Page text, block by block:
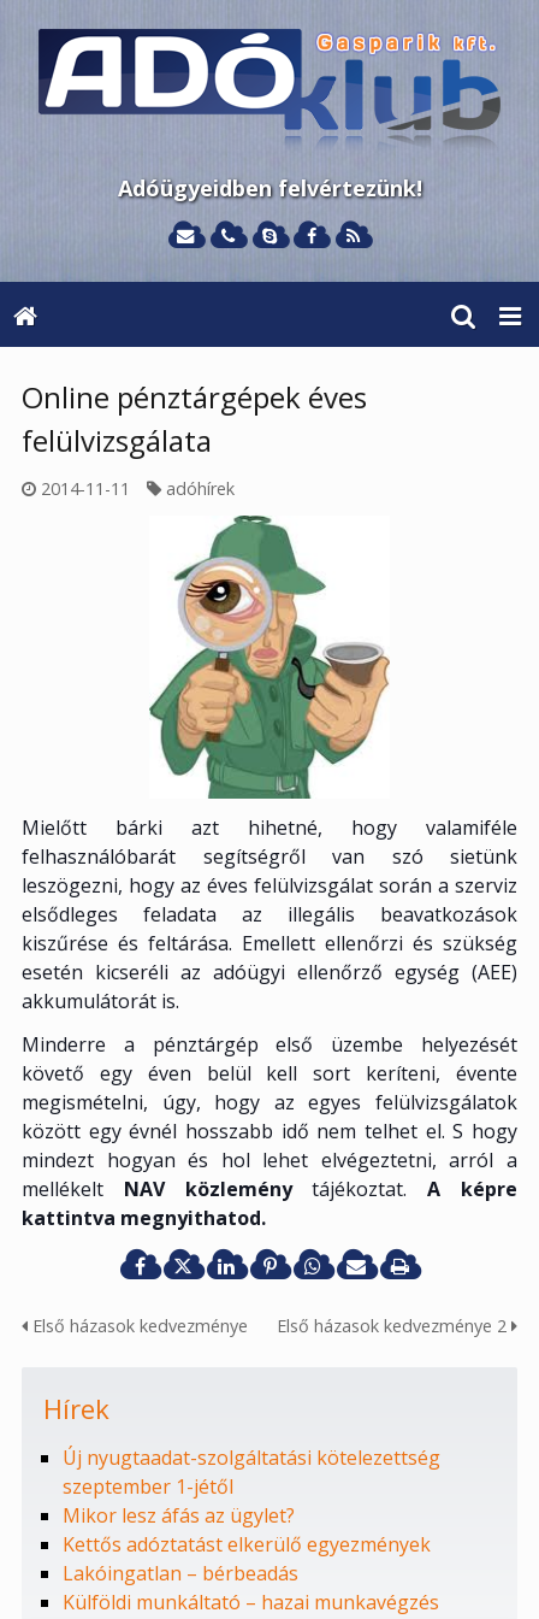
Adóügyeidben felvértezünk!
Online pénztárgépek éves
felülvizsgálata
2014-11-11 adóhírek
Mielőtt bárki azt hihetné, hogy valamiféle
felhasználóbarát segítségről van szó sietünk
leszögezni, hogy az éves felülvizsgálat során a szerviz
elsődleges feladata az illegális beavatkozások
kiszűrése és feltárása. Emellett ellenőrzi és szükség
esetén kicseréli az adóügyi ellenőrző egység (AEE)
akkumulátorát is.
Minderre a pénztárgép első üzembe helyezését
követő egy éven belül kell sort keríteni, évente
megismételni, úgy, hogy az egyes felülvizsgálatok
között egy évnél hosszabb idő nem telhet el. S hogy
mindezt hogyan és hol lehet elvégeztetni, arról a
mellékelt NAV közleménytájékoztat.A képre
kattintva megnyithatod.
Első házasok kedvezménye Első házasok kedvezménye 2
Hírek
Új nyugtaadat-szolgáltatási kötelezettség
szeptember 1-jétől
Mikor lesz áfás az ügylet?
Kettős adóztatást elkerülő egyezmények
Lakóingatlan – bérbeadás
Külföldi munkáltató – hazai munkavégzés